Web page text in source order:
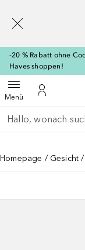
-20 % Rabatt ohne
Haves shoppen!
MenüMenü öffnen
Zu
Gehe zurück
Suche ausführen
Homepage Gesicht